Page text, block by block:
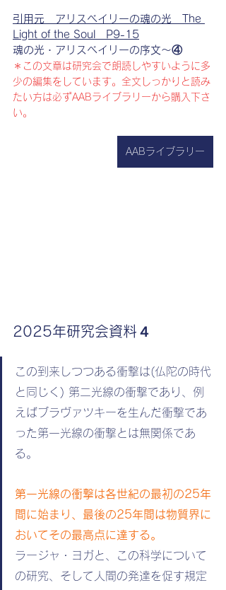
引用元　アリスベイリーの魂の光　The
Light of the Soul　P9-15
魂の光・アリスベイリーの序文～④
＊この文章は研究会で朗読しやすいように多
少の編集をしています。全文しっかりと読み
たい方は必ずAABライブラリーから購入下さ
い。
AABライブラリー
2025年研究会資料４
この到来しつつある衝撃は(仏陀の時代
と同じく) 第二光線の衝撃であり、例
えばブラヴァツキーを生んだ衝撃であ
った第一光線の衝撃とは無関係であ
る。
第一光線の衝撃は各世紀の最初の25年
間に始まり、最後の25年間は物質界に
おいてその最高点に達する。
ラージャ・ヨガと、この科学について
の研究、そして人間の発達を促す規定